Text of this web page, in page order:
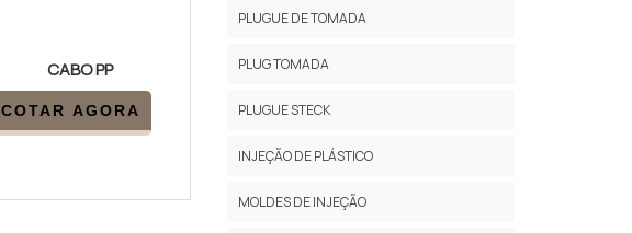
CABO PP
COTAR AGORA
PLUGUE DE TOMADA
PLUG TOMADA
PLUGUE STECK
INJEÇÃO DE PLÁSTICO
MOLDES DE INJEÇÃO